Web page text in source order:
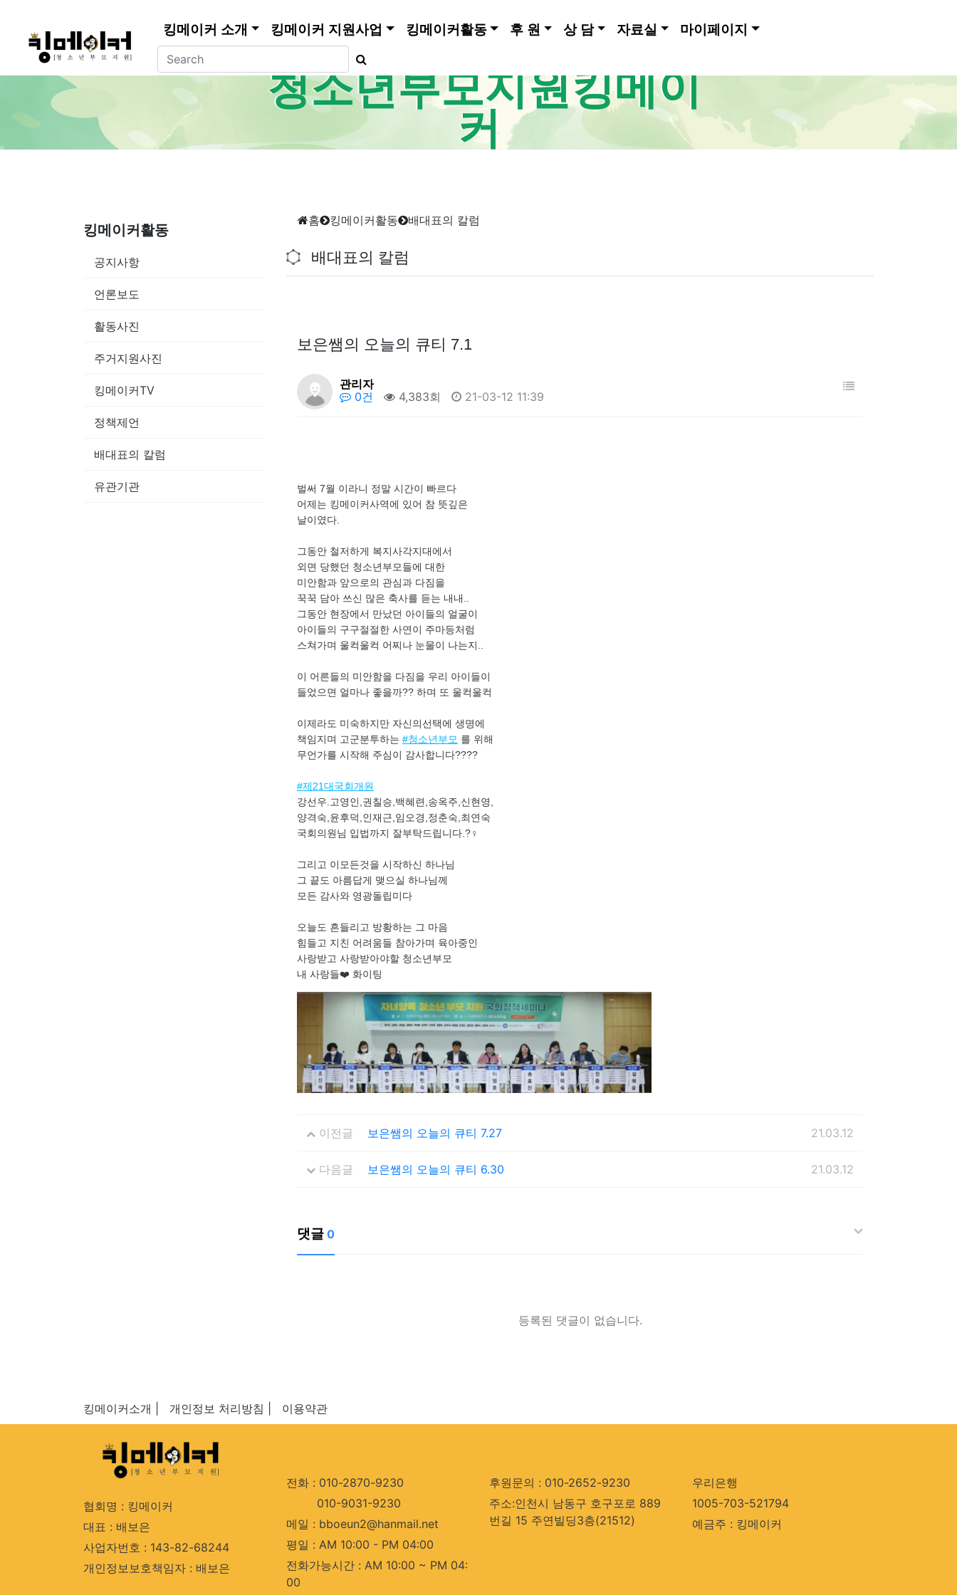
킹메이커 소개 킹메이커 지원사업 킹메이커활동 후 원 상 담 자료실 마이페이지
청소년부모지원킹메이
커
킹메이커활동
공지사항
언론보도
활동사진
주거지원사진
킹메이커TV
정책제언
배대표의 칼럼
유관기관
홈 킹메이커활동 배대표의 칼럼
배대표의 칼럼
보은쌤의 오늘의 큐티 7.1
관리자
0건
4,383회 21-03-12 11:39
벌써 7월 이라니 정말 시간이 빠르다
어제는 킹메이커사역에 있어 참 뜻깊은
날이였다.
그동안 철저하게 복지사각지대에서
외면 당했던 청소년부모들에 대한
미안함과 앞으로의 관심과 다짐을
꾹꾹 담아 쓰신 많은 축사를 듣는 내내..
그동안 현장에서 만났던 아이들의 얼굴이
아이들의 구구절절한 사연이 주마등처럼
스쳐가며 울컥울컥 어찌나 눈물이 나는지..
이 어른들의 미안함을 다짐을 우리 아이들이
들었으면 얼마나 좋을까?? 하며 또 울컥울컥
이제라도 미숙하지만 자신의선택에 생명에
책임지며 고군분투하는 #청소년부모 를 위해
무언가를 시작해 주심이 감사합니다????
#제21대국회개원
강선우.고영인,권칠승,백혜련,송옥주,신현영,
양격숙,윤후덕,인재근,임오경,정춘숙,최연숙
국회의원님 입법까지 잘부탁드립니다.?‍♀️
그리고 이모든것을 시작하신 하나님
그 끝도 아름답게 맺으실 하나님께
모든 감사와 영광돌립미다
오늘도 흔들리고 방황하는 그 마음
힘들고 지친 어려움들 참아가며 육아중인
사랑받고 사랑받아야할 청소년부모
내 사랑들❤️ 화이팅
이전글 보은쌤의 오늘의 큐티 7.27 21.03.12
다음글 보은쌤의 오늘의 큐티 6.30 21.03.12
댓글 0
등록된 댓글이 없습니다.
킹메이커소개 | 개인정보 처리방침 | 이용약관
협회명 : 킹메이커
대표 : 배보은
사업자번호 : 143-82-68244
개인정보보호책임자 : 배보은
전화 : 010-2870-9230
010-9031-9230
메일 : bboeun2@hanmail.net
평일 : AM 10:00 - PM 04:00
전화가능시간 : AM 10:00 ~ PM 04:
00
후원문의 : 010-2652-9230
주소:인천시 남동구 호구포로 889
번길 15 주연빌딩3층(21512)
우리은행
1005-703-521794
예금주 : 킹메이커